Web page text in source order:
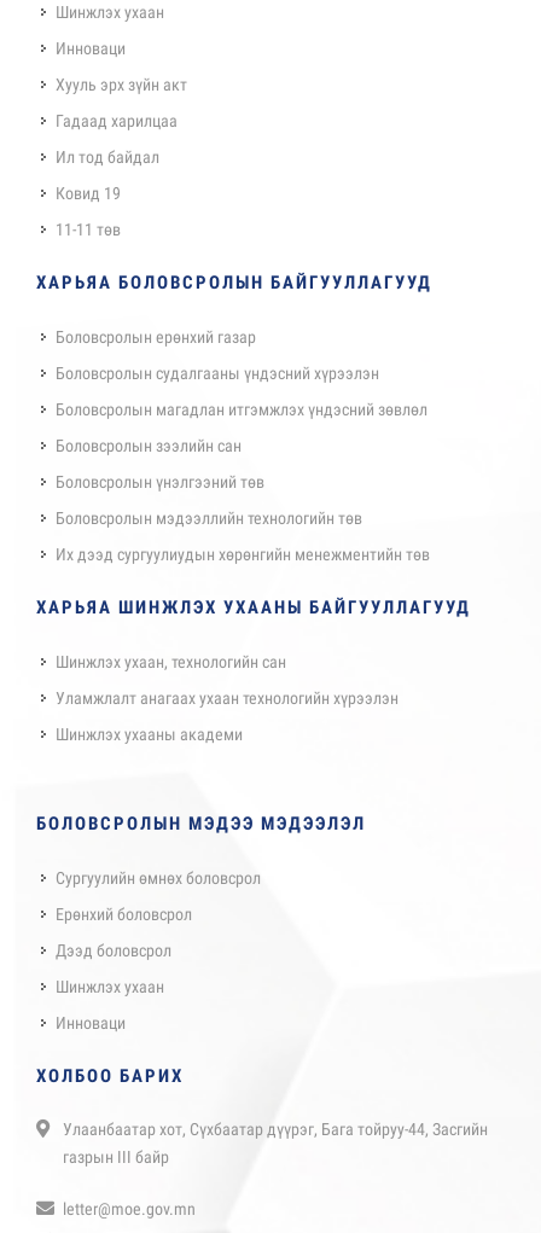
Шинжлэх ухаан
Инноваци
Хууль эрх зүйн акт
Гадаад харилцаа
Ил тод байдал
Ковид 19
11-11 төв
ХАРЬЯА БОЛОВСРОЛЫН БАЙГУУЛЛАГУУД
Боловсролын ерөнхий газар
Боловсролын судалгааны үндэсний хүрээлэн
Боловсролын магадлан итгэмжлэх үндэсний зөвлөл
Боловсролын зээлийн сан
Боловсролын үнэлгээний төв
Боловсролын мэдээллийн технологийн төв
Их дээд сургуулиудын хөрөнгийн менежментийн төв
ХАРЬЯА ШИНЖЛЭХ УХААНЫ БАЙГУУЛЛАГУУД
Шинжлэх ухаан, технологийн сан
Уламжлалт анагаах ухаан технологийн хүрээлэн
Шинжлэх ухааны академи
БОЛОВСРОЛЫН МЭДЭЭ МЭДЭЭЛЭЛ
Сургуулийн өмнөх боловсрол
Ерөнхий боловсрол
Дээд боловсрол
Шинжлэх ухаан
Инноваци
ХОЛБОО БАРИХ
Улаанбаатар хот, Сүхбаатар дүүрэг, Бага тойруу-44, Засгийн
газрын III байр
letter@moe.gov.mn